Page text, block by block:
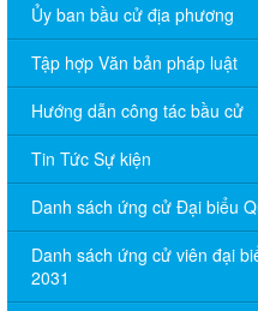
Ủy ban bầu cử địa phương
Tập hợp Văn bản pháp luật
Hướng dẫn công tác bầu cử
Tin Tức Sự kiện
Danh sách ứng cử Đại biểu
Danh sách ứng cử viên đại
2031